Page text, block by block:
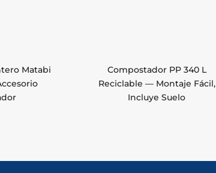
Matabi
Compostador PP 340 L
Reciclable — Montaje Fácil,
Incluye Suelo